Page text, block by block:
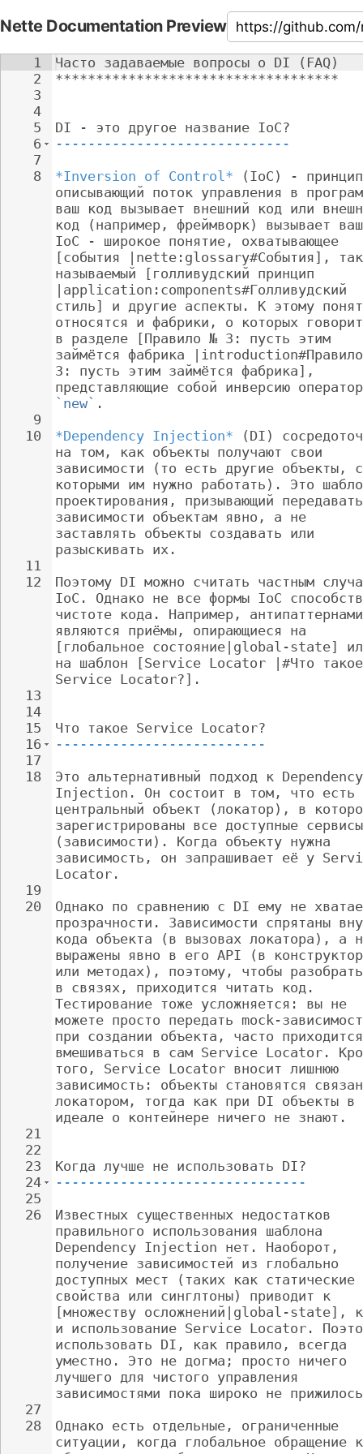
Nette Documentation Preview
1
2
3
4
5
6
7
8
9
10
11
12
13
14
15
16
17
18
19
20
21
22
23
24
25
26
27
28
Часто задаваемые вопросы о DI (FAQ)
***********************************
DI - это другое название IoC?
-----------------------------
*Inversion of Control* (IoC) -
описывающий поток управления в
ваш код вызывает внешний код или
код (например, фреймворк) вызывает
IoC - широкое понятие, охватывающее
[события |nette:glossary#События],
называемый [голливудский принцип
|application:components#Голливудский
стиль] и другие аспекты. К этому
относятся и фабрики, о которых
в разделе [Правило № 3: пусть этим
займётся фабрика
3: пусть этим займётся фабрика],
представляющие собой инверсию
`new` .
*Dependency Injection* (DI)
на том, как объекты получают свои
зависимости (то есть другие объекты,
которыми им нужно работать). Это
проектирования, призывающий
зависимости объектам явно, а не
заставлять объекты создавать или
разыскивать их.
Поэтому DI можно считать частным
IoC. Однако не все формы IoC
чистоте кода. Например,
являются приёмы, опирающиеся на
[глобальное состояние|global-state]
на шаблон [Service Locator |#Что
Service Locator?].
Что такое Service Locator?
--------------------------
Это альтернативный подход к
Injection. Он состоит в том, что есть
центральный объект (локатор), в
зарегистрированы все доступные
(зависимости). Когда объекту нужна
зависимость, он запрашивает её у
Locator.
Однако по сравнению с DI ему не
прозрачности. Зависимости спрятаны
кода объекта (в вызовах локатора), а
выражены явно в его API (в
или методах), поэтому, чтобы
в связях, приходится читать код.
Тестирование тоже усложняется: вы не
можете просто передать mock-
при создании объекта, часто
вмешиваться в сам Service Locator.
того, Service Locator вносит лишнюю
зависимость: объекты становятся
локатором, тогда как при DI объекты в
идеале о контейнере ничего не знают.
Когда лучше не использовать DI?
-------------------------------
Известных существенных недостатков
правильного использования шаблона
Dependency Injection нет. Наоборот,
получение зависимостей из глобально
доступных мест (таких как статические
свойства или синглтоны) приводит к
[множеству осложнений|global-state],
и использование Service Locator.
использовать DI, как правило, всегда
уместно. Это не догма; просто ничего
лучшего для чистого управления
зависимостями пока широко не
Однако есть отдельные, ограниченные
ситуации, когда глобальное обращение